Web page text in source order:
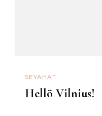
SEYAHAT
Hellö Vilnius!